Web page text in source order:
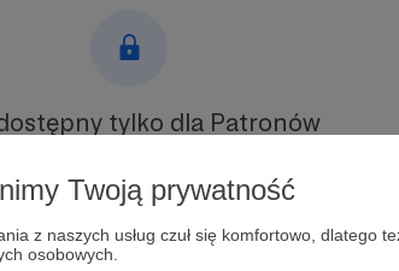
Twoją prywatność
z naszych usług czuł się komfortowo, dlatego
osobowych.
tylko dla Patronów
Zostań Patronem